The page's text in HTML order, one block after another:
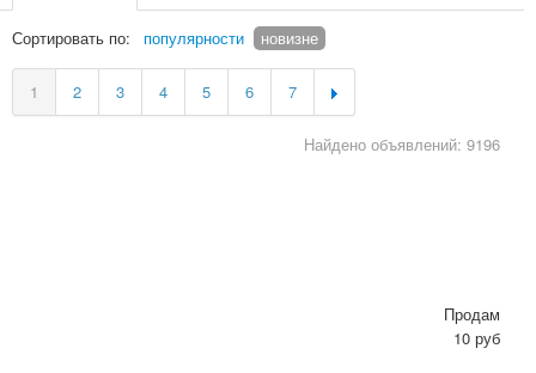
Сортировать по: популярности новизне
1 2 3 4 5 6 7
Найдено объявлений: 9196
Продам
10 руб